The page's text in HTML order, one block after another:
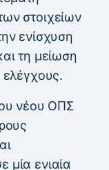
στοιχείων
ενίσχυση
τη μείωση
ελέγχους.
νέου ΟΠΣ
μία ενιαία